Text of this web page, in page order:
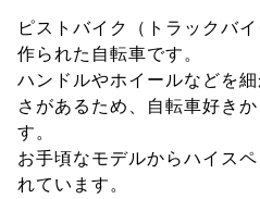
ピストバイク（トラックバ
作られた自転車です。
ハンドルやホイールなどを
さがあるため、自転車好き
す。
お手頃なモデルからハイス
れています。